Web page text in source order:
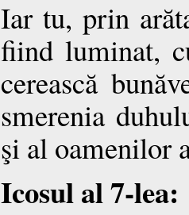
Iar tu, prin
fiind luminat,
cerească
smerenia
şi al oamenilor
Icosul al 7-lea: